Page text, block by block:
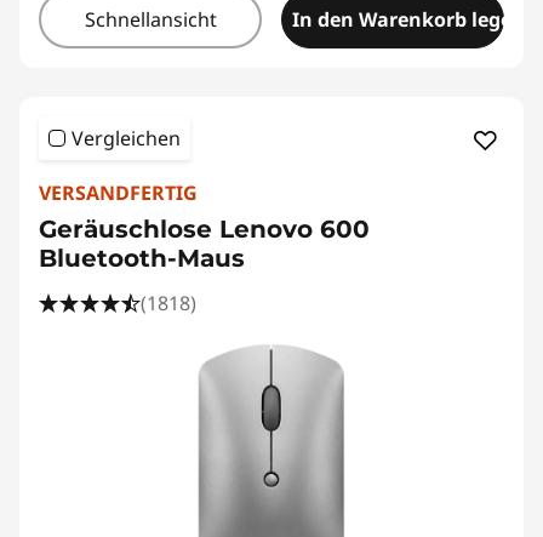
Schnellansicht In den Warenkorb legen
Vergleichen
VERSANDFERTIG
Geräuschlose Lenovo 600
Bluetooth-Maus
(1818)